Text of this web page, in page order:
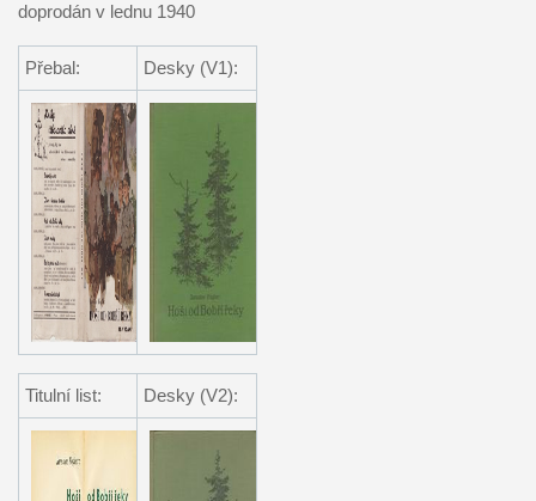
doprodán v lednu 1940
Přebal: Desky (V1):
Titulní list: Desky (V2):